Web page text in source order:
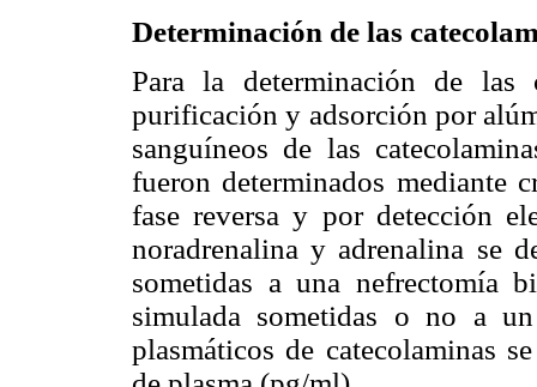
Determinación de las
Para la determinación de las
purificación y adsorción por
sanguíneos de las
fueron determinados mediante
fase reversa y por detección
noradrenalina y adrenalina se
sometidas a una nefrectomía
simulada sometidas o no a
plasmáticos de catecolaminas